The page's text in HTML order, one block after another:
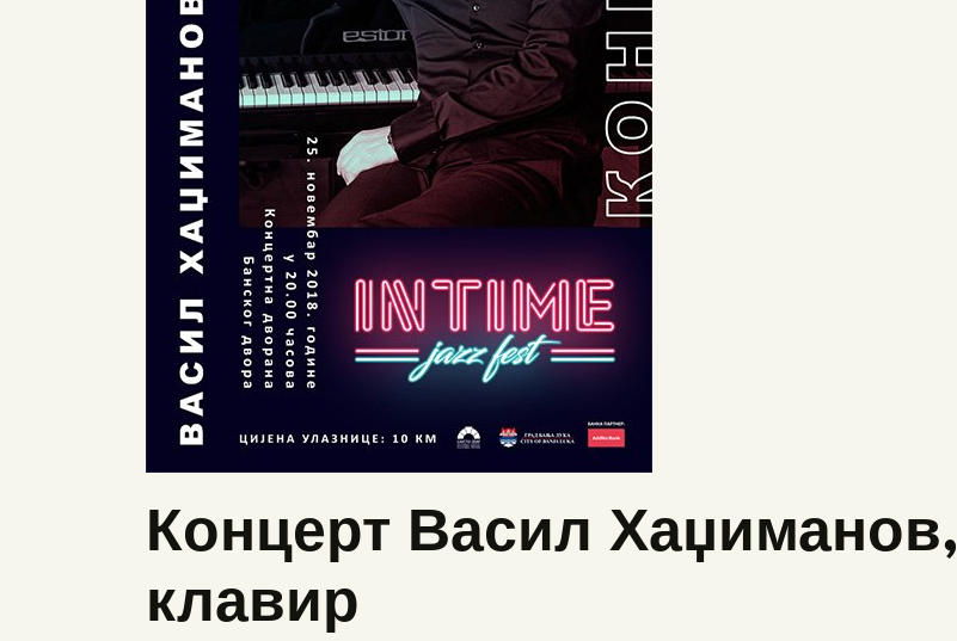
Концерт Васил Хаџиманов,
клавир